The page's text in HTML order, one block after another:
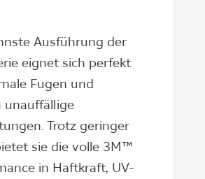
Ausführung der
eignet sich perfekt
Fugen und
unauffällige
Trotz geringer
sie die volle 3M™
in Haftkraft, UV-